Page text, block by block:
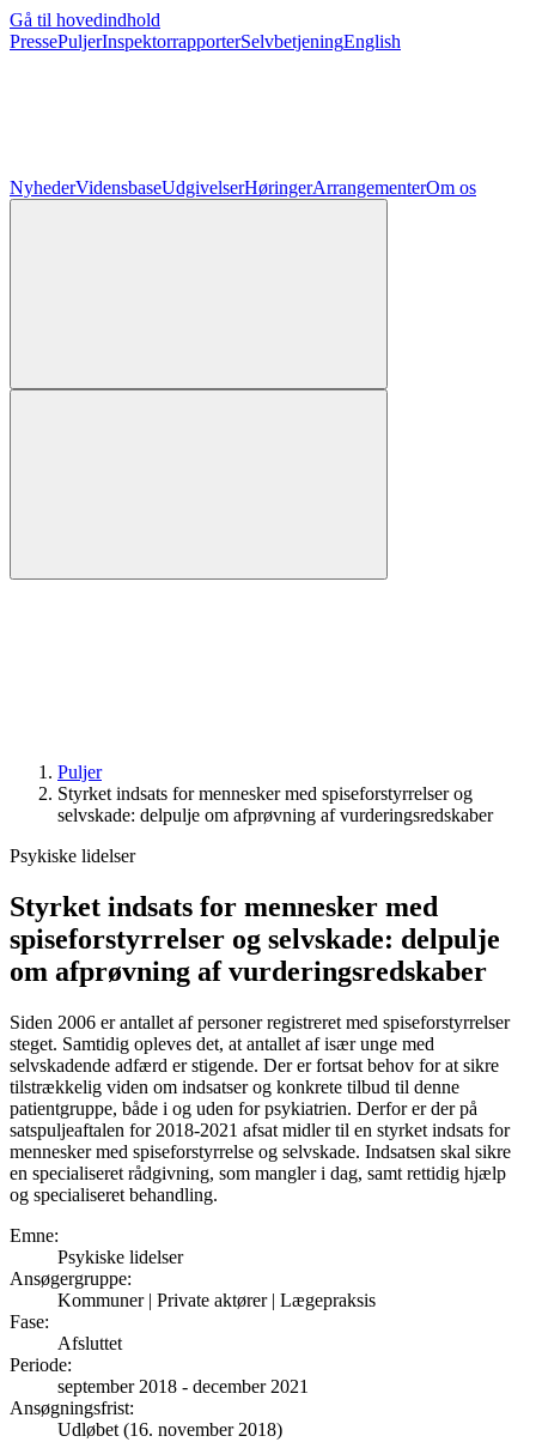
Gå til hovedindhold
PressePuljerInspektorrapporterSelvbetjeningEnglish
NyhederVidensbaseUdgivelserHøringerArrangementerOm os
Puljer
Styrket indsats for mennesker med spiseforstyrrelser og
selvskade: delpulje om afprøvning af vurderingsredskaber
Psykiske lidelser
Styrket indsats for mennesker med
spiseforstyrrelser og selvskade: delpulje
om afprøvning af vurderingsredskaber
Siden 2006 er antallet af personer registreret med spiseforstyrrelser
steget. Samtidig opleves det, at antallet af især unge med
selvskadende adfærd er stigende. Der er fortsat behov for at sikre
tilstrækkelig viden om indsatser og konkrete tilbud til denne
patientgruppe, både i og uden for psykiatrien. Derfor er der på
satspuljeaftalen for 2018-2021 afsat midler til en styrket indsats for
mennesker med spiseforstyrrelse og selvskade. Indsatsen skal sikre
en specialiseret rådgivning, som mangler i dag, samt rettidig hjælp
og specialiseret behandling.
Emne:
Psykiske lidelser
Ansøgergruppe:
Kommuner | Private aktører | Lægepraksis
Fase:
Afsluttet
Periode:
september 2018 - december 2021
Ansøgningsfrist:
Udløbet (16. november 2018)